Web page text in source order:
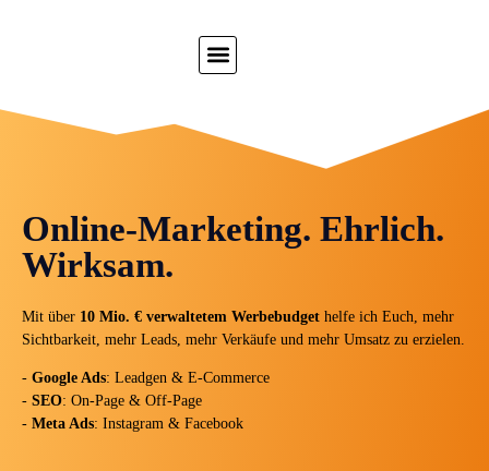
Online-Marketing. Ehrlich.
Wirksam.
Mit über 10 Mio. € verwaltetem Werbebudget helfe ich Euch, mehr
Sichtbarkeit, mehr Leads, mehr Verkäufe und mehr Umsatz zu erzielen.
- Google Ads: Leadgen & E-Commerce
- SEO: On-Page & Off-Page
- Meta Ads: Instagram & Facebook